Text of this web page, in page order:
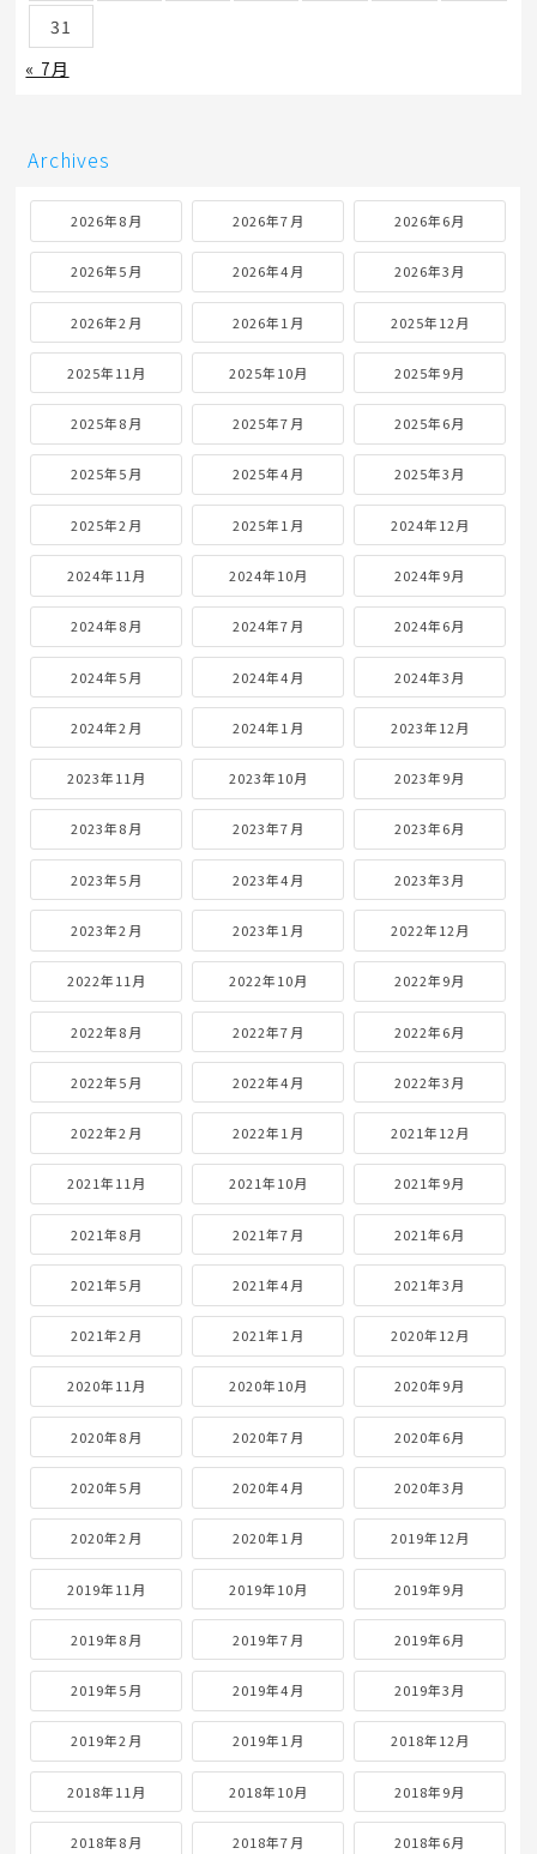
31
« 7月
Archives
2026年8月 2026年7月 2026年6月
2026年5月 2026年4月 2026年3月
2026年2月 2026年1月 2025年12月
2025年11月 2025年10月 2025年9月
2025年8月 2025年7月 2025年6月
2025年5月 2025年4月 2025年3月
2025年2月 2025年1月 2024年12月
2024年11月 2024年10月 2024年9月
2024年8月 2024年7月 2024年6月
2024年5月 2024年4月 2024年3月
2024年2月 2024年1月 2023年12月
2023年11月 2023年10月 2023年9月
2023年8月 2023年7月 2023年6月
2023年5月 2023年4月 2023年3月
2023年2月 2023年1月 2022年12月
2022年11月 2022年10月 2022年9月
2022年8月 2022年7月 2022年6月
2022年5月 2022年4月 2022年3月
2022年2月 2022年1月 2021年12月
2021年11月 2021年10月 2021年9月
2021年8月 2021年7月 2021年6月
2021年5月 2021年4月 2021年3月
2021年2月 2021年1月 2020年12月
2020年11月 2020年10月 2020年9月
2020年8月 2020年7月 2020年6月
2020年5月 2020年4月 2020年3月
2020年2月 2020年1月 2019年12月
2019年11月 2019年10月 2019年9月
2019年8月 2019年7月 2019年6月
2019年5月 2019年4月 2019年3月
2019年2月 2019年1月 2018年12月
2018年11月 2018年10月 2018年9月
2018年8月 2018年7月 2018年6月